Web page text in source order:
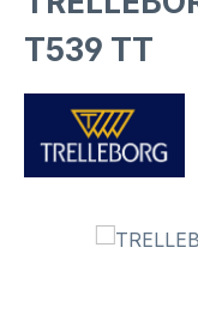
T539 TT
Bildergalerie